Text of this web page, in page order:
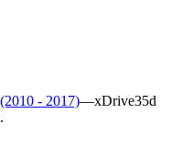
- 2017)—xDrive35d